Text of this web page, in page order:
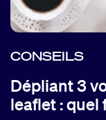
CONSEILS
Dépliant 3
leaflet : quel